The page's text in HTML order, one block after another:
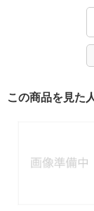
この商品を見た